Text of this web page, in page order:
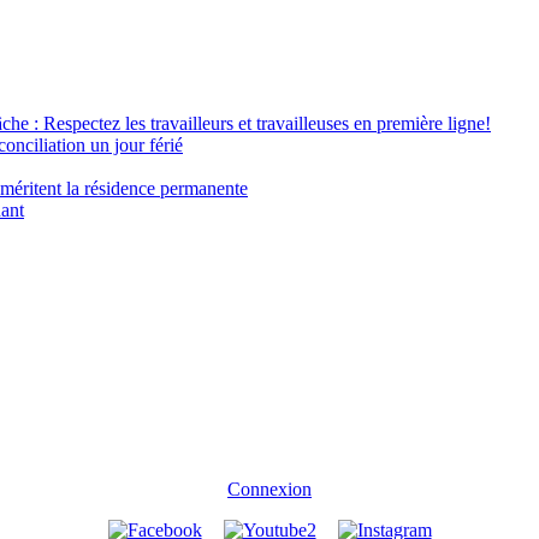
: Respectez les travailleurs et travailleuses en première ligne!
un jour férié
la résidence permanente
Connexion